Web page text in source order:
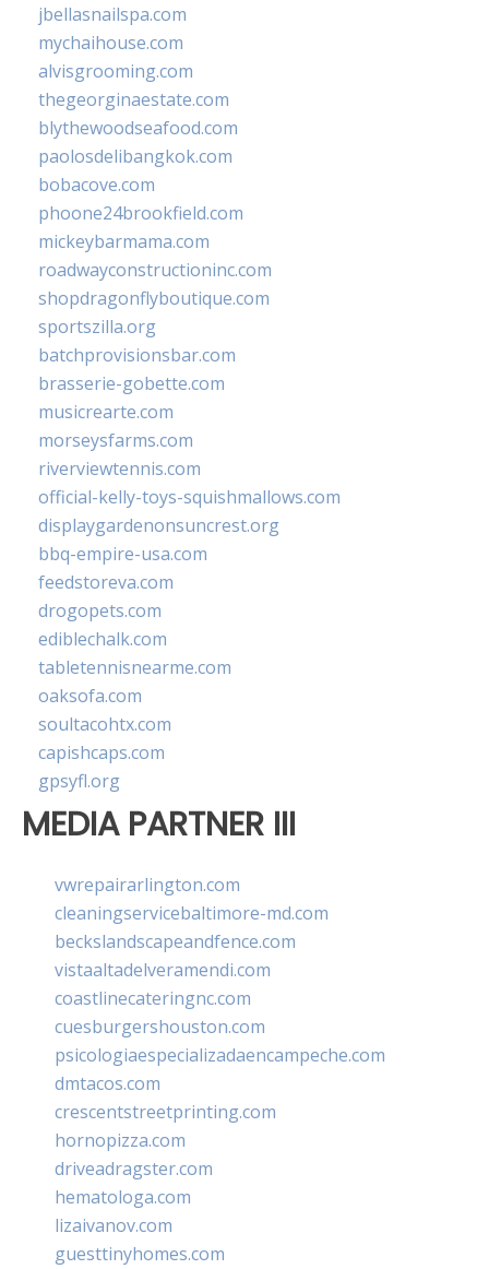
jbellasnailspa.com
mychaihouse.com
alvisgrooming.com
thegeorginaestate.com
blythewoodseafood.com
paolosdelibangkok.com
bobacove.com
phoone24brookfield.com
mickeybarmama.com
roadwayconstructioninc.com
shopdragonflyboutique.com
sportszilla.org
batchprovisionsbar.com
brasserie-gobette.com
musicrearte.com
morseysfarms.com
riverviewtennis.com
official-kelly-toys-squishmallows.com
displaygardenonsuncrest.org
bbq-empire-usa.com
feedstoreva.com
drogopets.com
ediblechalk.com
tabletennisnearme.com
oaksofa.com
soultacohtx.com
capishcaps.com
gpsyfl.org
MEDIA PARTNER III
vwrepairarlington.com
cleaningservicebaltimore-md.com
beckslandscapeandfence.com
vistaaltadelveramendi.com
coastlinecateringnc.com
cuesburgershouston.com
psicologiaespecializadaencampeche.com
dmtacos.com
crescentstreetprinting.com
hornopizza.com
driveadragster.com
hematologa.com
lizaivanov.com
guesttinyhomes.com